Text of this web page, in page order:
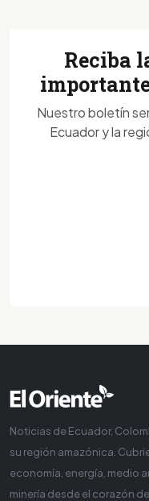
Reciba
Nuestro boletín
Ecuador y la
Noticias de Ecuador,
su región amazónica.
economía, energía, medio
minería desde el corazón